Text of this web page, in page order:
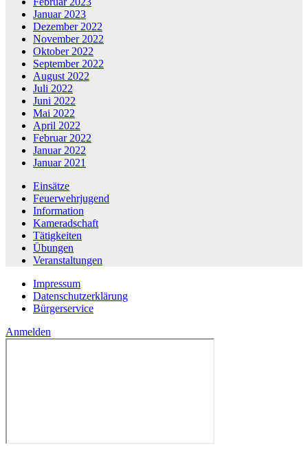
Januar 2023
Dezember 2022
November 2022
Oktober 2022
September 2022
August 2022
Juli 2022
Juni 2022
Mai 2022
April 2022
Februar 2022
Januar 2022
Januar 2021
Einsätze
Feuerwehrjugend
Information
Kameradschaft
Tätigkeiten
Übungen
Veranstaltungen
Impressum
Datenschutzerklärung
Bürgerservice
Anmelden